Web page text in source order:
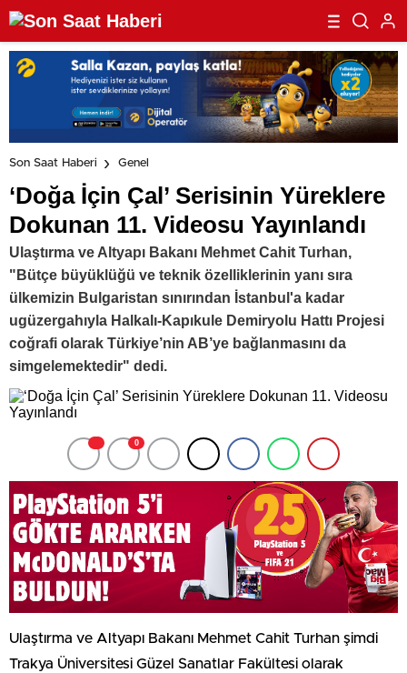
Son Saat Haberi Genel
‘Doğa İçin Çal’ Serisinin Yüreklere
Dokunan 11. Videosu Yayınlandı
Ulaştırma ve Altyapı Bakanı Mehmet Cahit Turhan,
"Bütçe büyüklüğü ve teknik özelliklerinin yanı sıra
ülkemizin Bulgaristan sınırından İstanbul'a kadar
ugüzergahıyla Halkalı-Kapıkule Demiryolu Hattı Projesi
coğrafi olarak Türkiye’nin AB’ye bağlanmasını da
simgelemektedir" dedi.
0
Ulaştırma ve Altyapı Bakanı Mehmet Cahit Turhan şimdi
Trakya Üniversitesi Güzel Sanatlar Fakültesi olarak